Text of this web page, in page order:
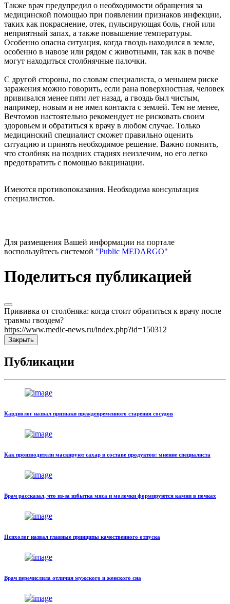
Также врач предупредил о необходимости обращения за
медицинской помощью при появлении признаков инфекции,
таких как покраснение, отек, пульсирующая боль, гной или
неприятный запах, а также повышение температуры.
Особенно опасна ситуация, когда гвоздь находился в земле,
особенно в навозе или рядом с животными, так как в почве
могут находиться столбнячные палочки.
С другой стороны, по словам специалиста, о меньшем риске
заражения можно говорить, если рана поверхностная, человек
прививался менее пяти лет назад, а гвоздь был чистым,
например, новым и не имел контакта с землей. Тем не менее,
Вечтомов настоятельно рекомендует не рисковать своим
здоровьем и обратиться к врачу в любом случае. Только
медицинский специалист сможет правильно оценить
ситуацию и принять необходимое решение. Важно помнить,
что столбняк на поздних стадиях неизлечим, но его легко
предотвратить с помощью вакцинации.
Имеются противопоказания. Необходима консультация
специалистов.
Для размещения Вашей информации на портале
воспользуйтесь системой "Public MEDARGO"
Поделиться публикацией
Прививка от столбняка: когда стоит обратиться к врачу после
травмы гвоздем?
https://www.medic-news.ru/index.php?id=150312
Закрыть
Публикации
Кардиолог назвал признаки преждевременного старения сосудов
Как производители маскируют сахар в составе продуктов: мнение специалиста
Врач рассказал, что из-за избытка мяса и молочки формируются камни в почках
Психолог назвал главные принципы качественного отпуска
Врач перечислила отличия мужского и женского сна